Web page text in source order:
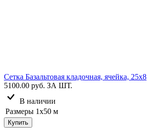
Сетка Базальтовая кладочная, ячейка, 25х8
5100.00 руб. ЗА ШТ.
В наличии
Размеры 1х50 м
Купить